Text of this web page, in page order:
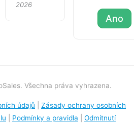
2026
Ano
Všechna práva vyhrazena.
údajů
Zásady ochrany osobních
Podmínky a pravidla
Odmítnutí